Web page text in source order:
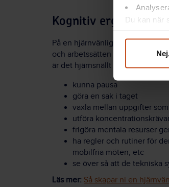
Du kan när
Kognitiv ergonomi
På en hjärnvänlig arbetsplats
och arbetssätten utformade på
är det hjärnsnällt att:
kunna pausa
göra en sak i taget
växla mellan uppgifter
utföra
frigöra mentala resurser
ha regler och rutiner för
mobilfria möten, etc
se över så att de tekniska
Läs mer: Så skapar ni en